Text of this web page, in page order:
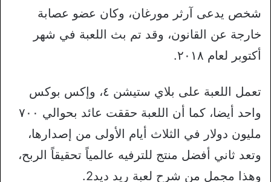
شخص يدعى آرثر مورغان، وكان عضو عصابة
خارجة عن القانون، وقد تم بث اللعبة في شهر
أكتوبر لعام ٢٠١٨.
تعمل اللعبة على بلاي ستيشن ٤، وإكس بوكس
واحد أيضا، كما أن اللعبة حققت عائد بحوالي ٧٠٠
مليون دولار في الثلاث أيام الأولى من إصدارها،
وتعد ثاني أفضل منتج للترفيه عالمياً تحقيقاً الربح،
وهذا مجمل من شرح لعبة ريد ديد2.